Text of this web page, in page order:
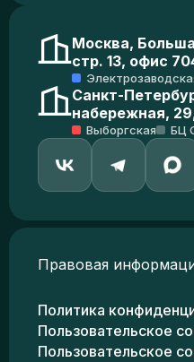
Москва,
стр. 13, офис
Санкт-
набережная,
Выборгская БЦ
Правовая
Политика
Пользовательское
Пользовательское